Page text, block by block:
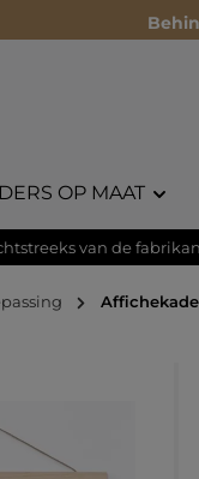
OP MAAT
van de